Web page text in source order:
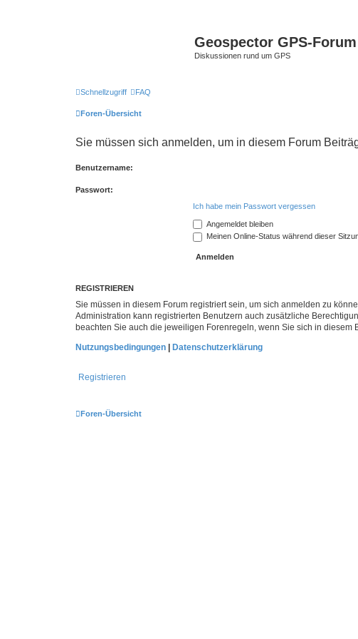
Geospector GPS-
Diskussionen rund um GPS
Schnellzugriff FAQ
Foren-Übersicht
Sie müssen sich anmelden, um in diesem Forum
Benutzername:
Passwort:
Ich habe mein Passwort vergessen
Angemeldet bleiben
Meinen Online-Status während dieser
REGISTRIEREN
Sie müssen in diesem Forum registriert sein, um sich anmelden zu
Administration kann registrierten Benutzern auch zusätzliche
beachten Sie auch die jeweiligen Forenregeln, wenn Sie sich in diesem
Nutzungsbedingungen
Datenschutzerklärung
Registrieren
Foren-Übersicht